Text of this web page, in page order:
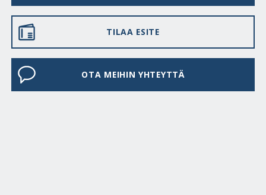
TILAA ESITE
OTA MEIHIN YHTEYTTÄ